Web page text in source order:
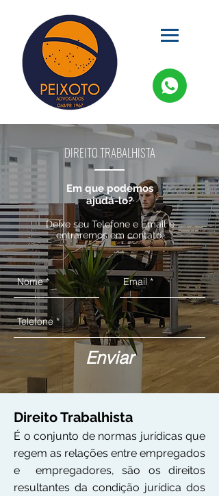
DIREITO TRABALHISTA
Emque podemos
ajudá-lo?
Deixe seu Telefone e Email e
entraremos em contato.
Enviar
Direito Trabalhista
É o conjunto de normas jurídicas que
regem as relações entre empregados
e empregadores, são os direitos
resultantes da condição jurídica dos